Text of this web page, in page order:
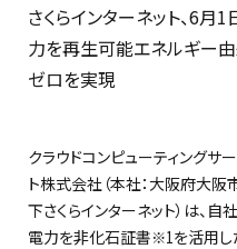
さくらインターネット、6
力を再生可能エネルギー
ゼロを実現
クラウドコンピューティングサ
ト株式会社（本社：大阪府大阪
下さくらインターネット）は、
電力を非化石証書※1を活用